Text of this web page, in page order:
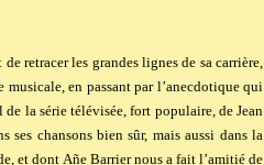
retracer les grandes lignes de sa carrière,
musicale, en passant par l’anecdotique qui
la série télévisée, fort populaire, de Jean
chansons bien sûr, mais aussi dans la
et dont Añe Barrier nous a fait l’amitié de